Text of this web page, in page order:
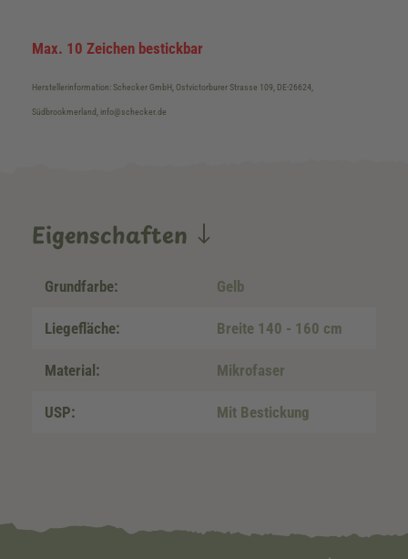
Max. 10 Zeichen bestickbar
Herstellerinformation: Schecker GmbH, Ostvictorburer Strasse 109, DE-26624,
Südbrookmerland, info@schecker.de
Eigenschaften
Grundfarbe: Gelb
Liegefläche: Breite 140 - 160 cm
Material: Mikrofaser
USP: Mit Bestickung